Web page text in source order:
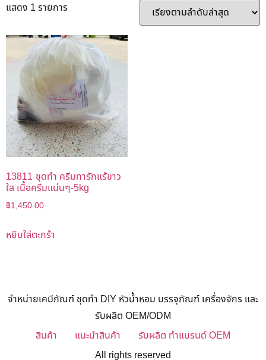
แสดง 1 รายการ
13811-ชุดทำ ครีมทารักแร้ขาว
ใส เนื้อครีมแน่นๆ-5kg
฿1,450.00
หยิบใส่ตะกร้า
จำหน่ายเคมีภัณฑ์ ชุดทำ DIY หัวน้ำหอม บรรจุภัณฑ์ เครื่องจักร และ
รับผลิต OEM/ODM
สินค้า
แนะนำสินค้า
รับผลิต ทำแบรนด์ OEM
All rights reserved